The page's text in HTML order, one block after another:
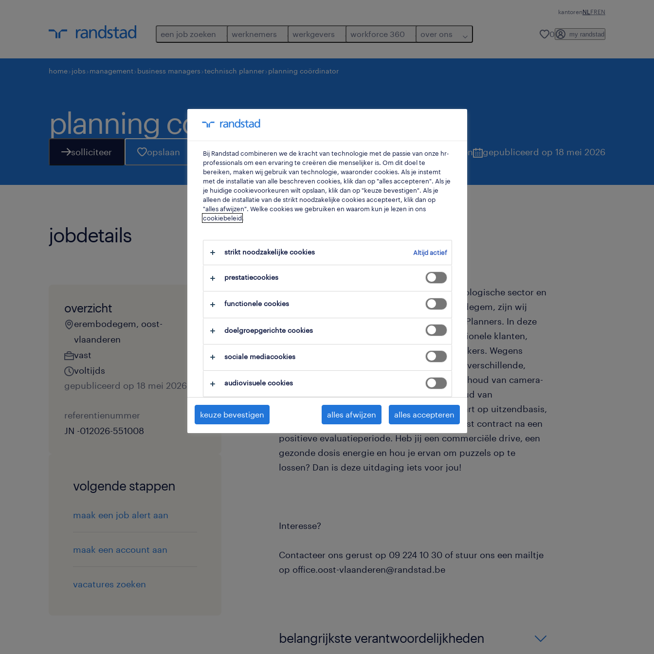
kantorenNL FREN
een job zoeken werknemers werkgevers workforce 360 over ons 0 my randstad
home jobs management business managers technisch planner planning coördinator
planning coördinator
solliciteer opslaan erembodegem,oost-vlaanderen gepubliceerd op 18 mei 2026
jobdetails
overzicht
erembodegem, oost-
vlaanderen
vast
voltijds
gepubliceerd op 18 mei 2026
referentienummer
JN -012026-551008
volgende stappen
maak een job alert aan
maak een account aan
vacatures zoeken
Voor een toonaangevend bedrijf in de technologische sector en
beveiligingssystemen, gevestigd in Erembodegem, zijn wij
momenteel op zoek naar drie gemotiveerde Planners. In deze
rol word je de spilfiguur tussen onze professionele klanten,
particulieren en een team van servicetechniekers. Wegens
sterke groei breiden we het team uit op drie verschillende,
gespecialiseerde afdelingen: Security (onderhoud van camera-
en alarmsystemen), Branddetectie (onderhoud van
brandcentrales) en Sprinklersystemen. Je start op uitzendbasis,
maar met een reële en snelle optie op een vast contract na een
positieve evaluatieperiode. Heb jij een commerciële drive, een
gezonde dosis energie en hou je ervan om puzzels op te
lossen? Dan is deze uitdaging iets voor jou!
Interesse?
Contacteer ons gerust op 09 224 10 30 of stuur ons een mailtje
op office.oost-vlaanderen@randstad.be
belangrijkste verantwoordelijkheden
Bij Randstad combineren we de kracht van technologie met de passie van onze hr-
professionals om een ervaring te creëren die menselijker is. Om dit doel te
bereiken, maken wij gebruik van technologie, waaronder cookies. Als je instemt
met de installatie van alle beschreven cookies, klik dan op "alles accepteren". Als je
je huidige cookievoorkeuren wilt opslaan, klik dan op "keuze bevestigen". Als je
alleen de installatie van de strikt noodzakelijke cookies accepteert, klik dan op
"alles afwijzen". Welke cookies we gebruiken en waarom kun je lezen in ons
cookiebeleid.
strikt noodzakelijke cookies Altijd actief
prestatiecookies
functionele cookies
doelgroepgerichte cookies
sociale mediacookies
audiovisuele cookies
keuze bevestigen alles afwijzen alles accepteren